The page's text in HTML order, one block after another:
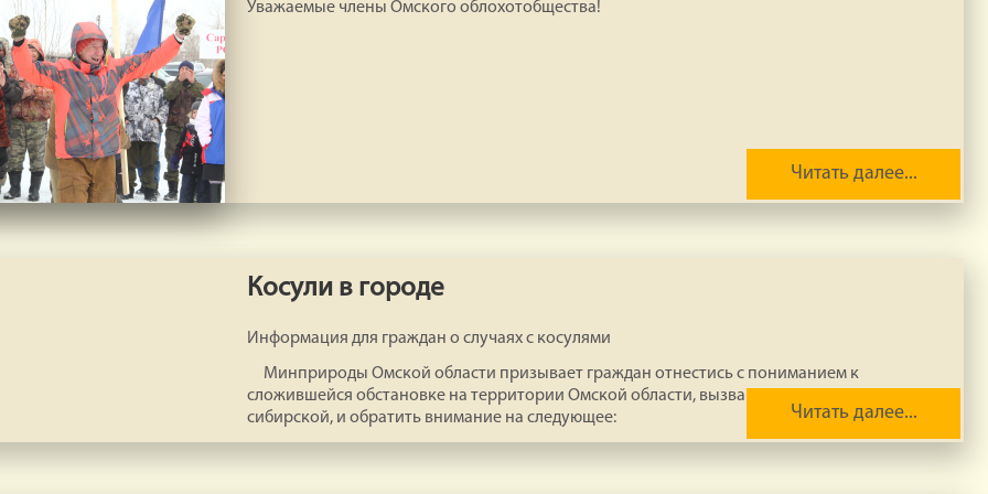
Уважаемые члены Омского облохотобщества!
Читать далее...
Косули в городе
Информация для граждан о случаях с косулями
Минприроды Омской области призывает граждан отнестись с пониманием к
сложившейся обстановке на территории Омской области, вызванной миграцией косули
сибирской, и обратить внимание на следующее:
Читать далее...